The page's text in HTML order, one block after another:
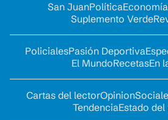
San JuanPolíticaEconomía
Suplemento Verde
PolicialesPasión Deportiva
El MundoRecetasEn
Cartas del lectorOpinion
TendenciaEstado